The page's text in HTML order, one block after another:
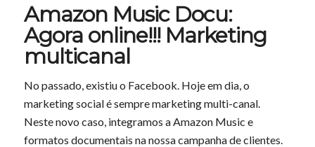
Amazon Music Docu:
Agora online!!! Marketing
multicanal
No passado, existiu o Facebook. Hoje em dia, o
marketing social é sempre marketing multi-canal.
Neste novo caso, integramos a Amazon Music e
formatos documentais na nossa campanha de clientes.